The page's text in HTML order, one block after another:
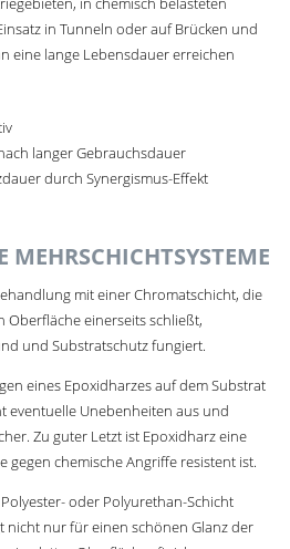
in Tunneln oder auf Brücken und
eine lange Lebensdauer erreichen
langer Gebrauchsdauer
durch Synergismus-Effekt
MEHRSCHICHTSYSTEME
mit einer Chromatschicht, die
Oberfläche einerseits schließt,
und Substratschutz fungiert.
eines Epoxidharzes auf dem Substrat
eventuelle Unebenheiten aus und
Zu guter Letzt ist Epoxidharz eine
gegen chemische Angriffe resistent ist.
oder Polyurethan-Schicht
nicht nur für einen schönen Glanz der